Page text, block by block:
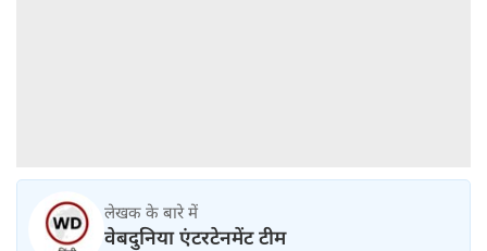
लेखक के बारे में
वेबदुनिया एंटरटेनमेंट टीम